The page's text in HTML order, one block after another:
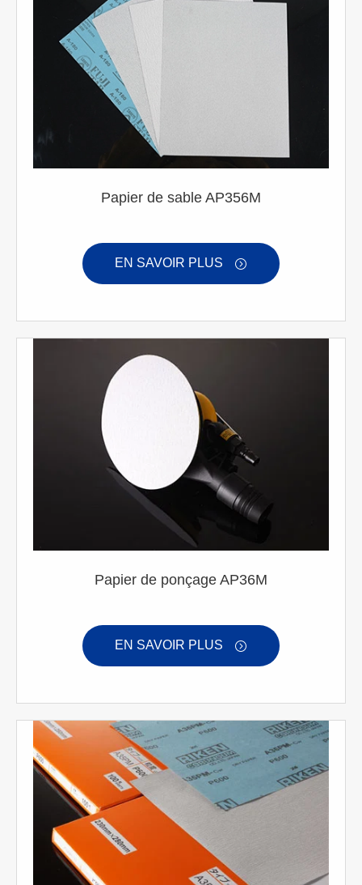
Papier de sable AP356M
EN SAVOIR PLUS 
Papier de ponçage AP36M
EN SAVOIR PLUS 